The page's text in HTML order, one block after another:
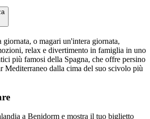
giornata, o magari un'intera giornata,
relax e divertimento in famiglia in uno
più famosi della Spagna, che offre persino
Mediterraneo dalla cima del suo scivolo più
a Benidorm e mostra il tuo biglietto